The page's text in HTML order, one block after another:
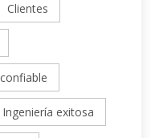
Clientes
Ingeniería exitosa